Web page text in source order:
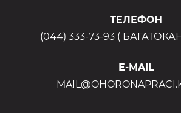
ТЕЛЕФОН
(044) 333-73-93 (
E-MAIL